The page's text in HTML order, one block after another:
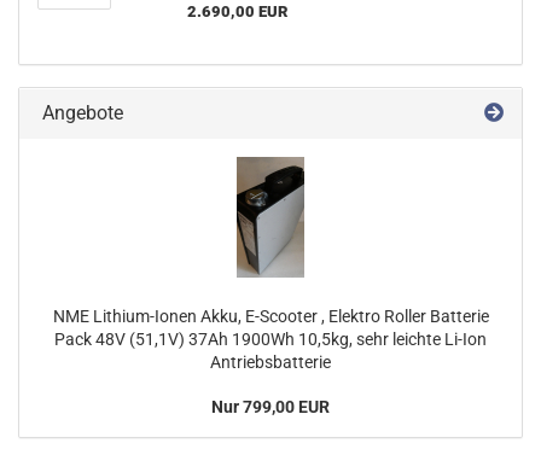
2.690,00 EUR
Angebote
NME Lithium-Ionen Akku, E-Scooter , Elektro Roller Batterie
Pack 48V (51,1V) 37Ah 1900Wh 10,5kg, sehr leichte Li-Ion
Antriebsbatterie
Nur 799,00 EUR